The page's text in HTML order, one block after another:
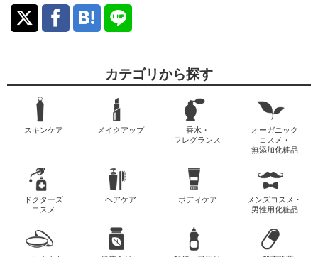
カテゴリから探す
スキンケア メイクアップ
香水・
フレグランス
オーガニック
コスメ・
無添加化粧品
ドクターズ
コスメ
ヘアケア ボディケア
メンズコスメ・
男性用化粧品